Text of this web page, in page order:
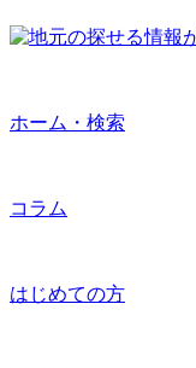
ホーム・検索
コラム
はじめての方